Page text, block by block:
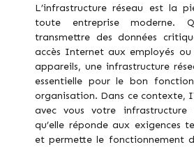
L’infrastructure réseau est la
toute entreprise moderne.
transmettre des données
accès Internet aux employés ou
appareils, une infrastructure
essentielle pour le bon
organisation. Dans ce contexte,
avec vous votre infrastructure
qu’elle réponde aux exigences
et permette le fonctionnement